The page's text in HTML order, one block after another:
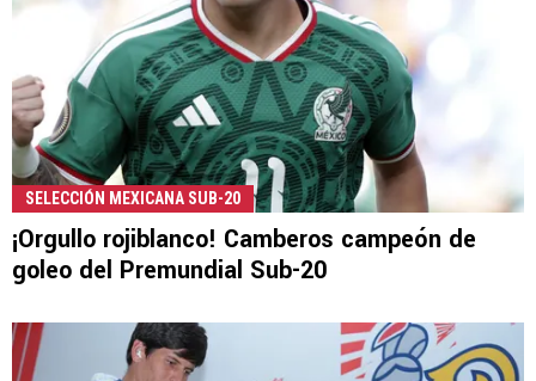
SELECCIÓN MEXICANA SUB-20
¡Orgullo rojiblanco! Camberos campeón de
goleo del Premundial Sub-20